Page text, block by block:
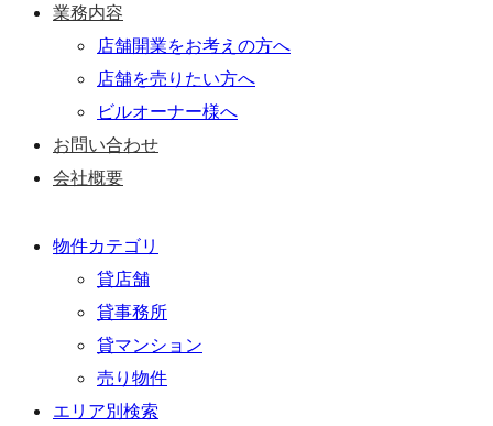
業務内容
店舗開業をお考えの方へ
店舗を売りたい方へ
ビルオーナー様へ
お問い合わせ
会社概要
物件カテゴリ
貸店舗
貸事務所
貸マンション
売り物件
エリア別検索